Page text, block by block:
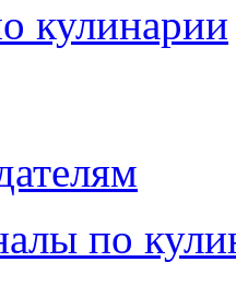
кулинарии
по